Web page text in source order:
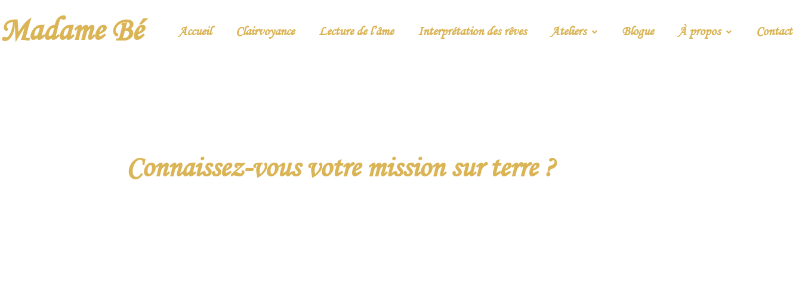
Madame Bé Accueil Clairvoyance Lecture de l’âme Interprétation des rêves Ateliers Blogue À propos Contact
Connaissez-vous votre mission sur terre ?